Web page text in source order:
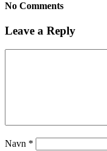
No Comments
Leave a Reply
Navn *